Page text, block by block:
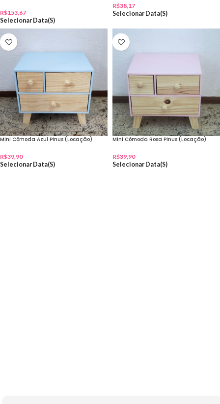
R$153,67
Selecionar Data(s)
R$38,17
Selecionar Data(s)
Mini Cômoda Azul Pinus (Locação)
R$39,90
Selecionar Data(s)
Mini Cômoda Rosa Pinus (Locação)
R$39,90
Selecionar Data(s)